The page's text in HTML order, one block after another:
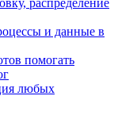
распределение
и данные в
помогать
любых